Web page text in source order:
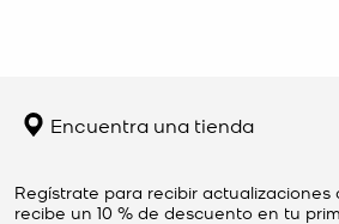
Encuentra una tienda
Regístrate para recibir actualizaciones
recibe un 10 % de descuento en tu